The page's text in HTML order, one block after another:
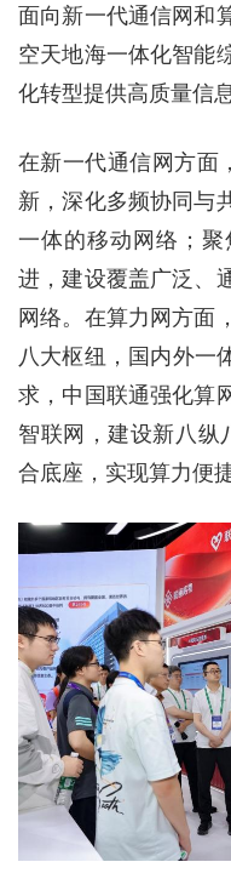
面向新一代通信网和
空天地海一体化智能
化转型提供高质量信
在新一代通信网方面
新，深化多频协同与
一体的移动网络；
进，建设覆盖广泛、
网络。在算力网方面
八大枢纽，国内外一
求，中国联通强化算
智联网，建设新八纵
合底座，实现算力便